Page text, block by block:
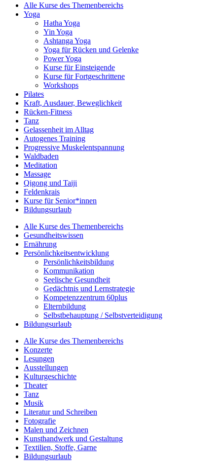
Alle Kurse des Themenbereichs
Yoga
Hatha Yoga
Yin Yoga
Ashtanga Yoga
Yoga für Rücken und Gelenke
Power Yoga
Kurse für Einsteigende
Kurse für Fortgeschrittene
Workshops
Pilates
Kraft, Ausdauer, Beweglichkeit
Rücken-Fitness
Tanz
Gelassenheit im Alltag
Autogenes Training
Progressive Muskelentspannung
Waldbaden
Meditation
Massage
Qigong und Taiji
Feldenkrais
Kurse für Senior*innen
Bildungsurlaub
Alle Kurse des Themenbereichs
Gesundheitswissen
Ernährung
Persönlichkeitsentwicklung
Persönlichkeitsbildung
Kommunikation
Seelische Gesundheit
Gedächtnis und Lernstrategie
Kompetenzzentrum 60plus
Elternbildung
Selbstbehauptung / Selbstverteidigung
Bildungsurlaub
Alle Kurse des Themenbereichs
Konzerte
Lesungen
Ausstellungen
Kulturgeschichte
Theater
Tanz
Musik
Literatur und Schreiben
Fotografie
Malen und Zeichnen
Kunsthandwerk und Gestaltung
Textilien, Stoffe, Garne
Bildungsurlaub